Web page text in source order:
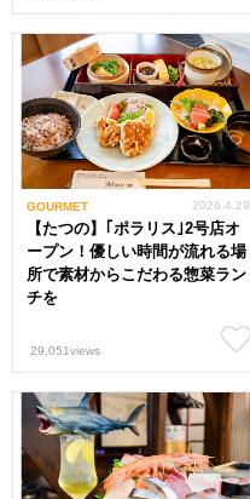
GOURMET
【たつの】｢ポラリス｣2号店オ
ープン！優しい時間が流れる場
所で素材からこだわる惣菜ラン
チを
2026.4.29
29,051views